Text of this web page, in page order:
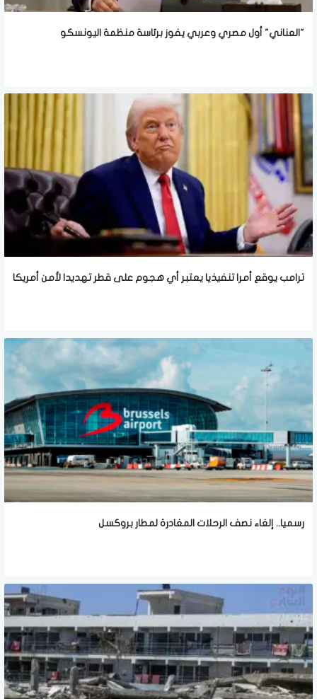
"العناني" أول مصري وعربي يفوز برئاسة منظمة اليونسكو
ترامب يوقع أمرا تنفيذيا يعتبر أي هجوم على قطر تهديدا لأمن أمريكا
رسميا.. إلغاء نصف الرحلات المغادرة لمطار بروكسل